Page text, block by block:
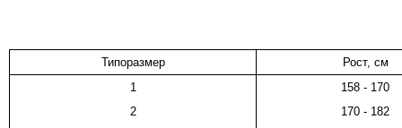
Типоразмер
Рост, см
1
158 - 170
2
170 - 182